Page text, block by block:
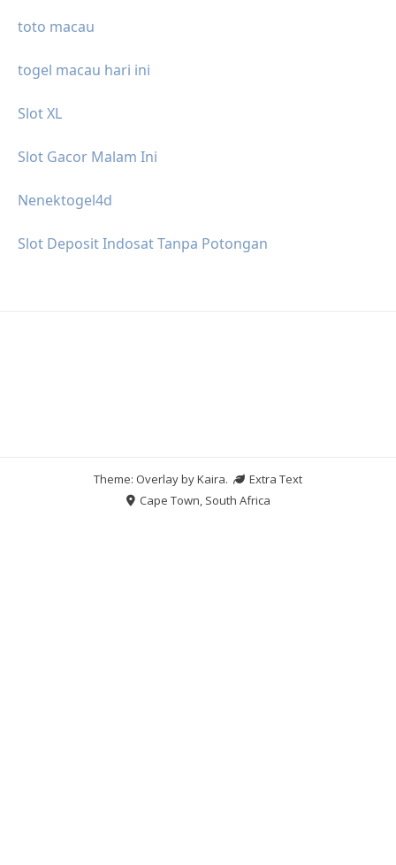
toto macau
togel macau hari ini
Slot XL
Slot Gacor Malam Ini
Nenektogel4d
Slot Deposit Indosat Tanpa Potongan
Theme: Overlay byKaira.
Extra Text
Cape Town, South Africa